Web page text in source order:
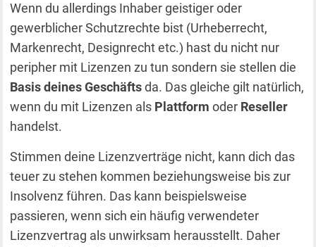
Wenn du allerdings Inhaber geistiger oder
gewerblicher Schutzrechte bist (Urheberrecht,
Markenrecht, Designrecht etc.) hast du nicht nur
peripher mit Lizenzen zu tun sondern sie stellen die
Basis deines Geschäftsda. Das gleiche gilt natürlich,
wenn du mit Lizenzen als Plattform oder Reseller
handelst.
Stimmen deine Lizenzverträge nicht, kann dich das
teuer zu stehen kommen beziehungsweise bis zur
Insolvenz führen. Das kann beispielsweise
passieren, wenn sich ein häufig verwendeter
Lizenzvertrag als unwirksam herausstellt. Daher